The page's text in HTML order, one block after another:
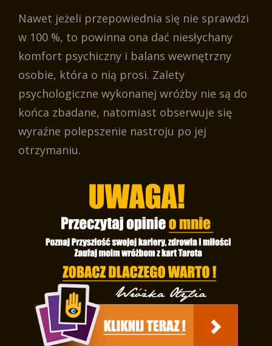
Nawet jeżeli przepowiednia się nie sprawdzi
w 100 %, to powinna ona dać niesłychany
komfort psychiczny i balans wewnętrzny
osobie, która o nią prosi. Zalety
psychologiczne wykonanej wróżby nie są do
końca zbadane, natomiast obserwuje się
wyraźne polepszenie nastroju po jej
otrzymaniu.